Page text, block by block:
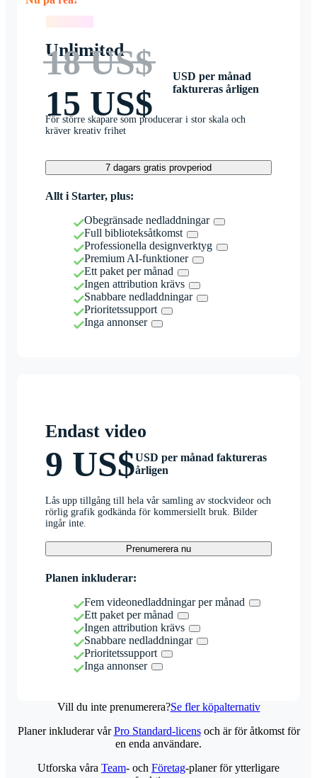
Unlimited
18 US$
15 US$
USD per månad
faktureras årligen
För större skapare som producerar i stor skala och
kräver kreativ frihet
7 dagars gratis provperiod
Allt i Starter, plus:
Obegränsade nedladdningar
Full biblioteksåtkomst
Professionella designverktyg
Premium AI-funktioner
Ett paket per månad
Ingen attribution krävs
Snabbare nedladdningar
Prioritetssupport
Inga annonser
Endast video
9 US$USD per månad faktureras
årligen
Lås upp tillgång till hela vår samling av stockvideor och
rörlig grafik godkända för kommersiellt bruk. Bilder
ingår inte.
Prenumerera nu
Planen inkluderar:
Fem videonedladdningar per månad
Ett paket per månad
Ingen attribution krävs
Snabbare nedladdningar
Prioritetssupport
Inga annonser
Vill du inte prenumerera?Se fler köpalternativ
Planer inkluderar vårPro Standard-licensoch är för åtkomst för
en enda användare.
Utforska våra Team- och Företag-planer för ytterligare